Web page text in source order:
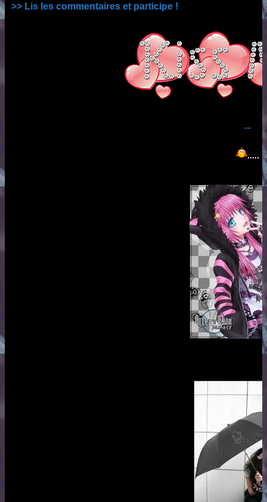
>> Lis les commentaires et participe !
....
.....